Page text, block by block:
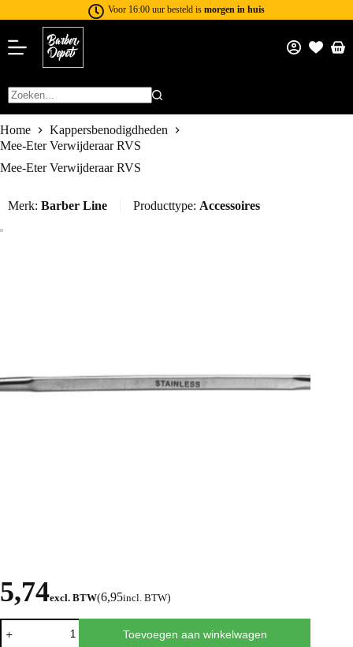
Voor 16:00 uur besteld is morgen in huis
Home
Kappersbenodigdheden
Mee-Eter Verwijderaar RVS
Mee-Eter Verwijderaar RVS
Merk: Barber Line Producttype: Accessoires
5,74excl. BTW(6,95incl. BTW)
Toevoegen aan winkelwagen